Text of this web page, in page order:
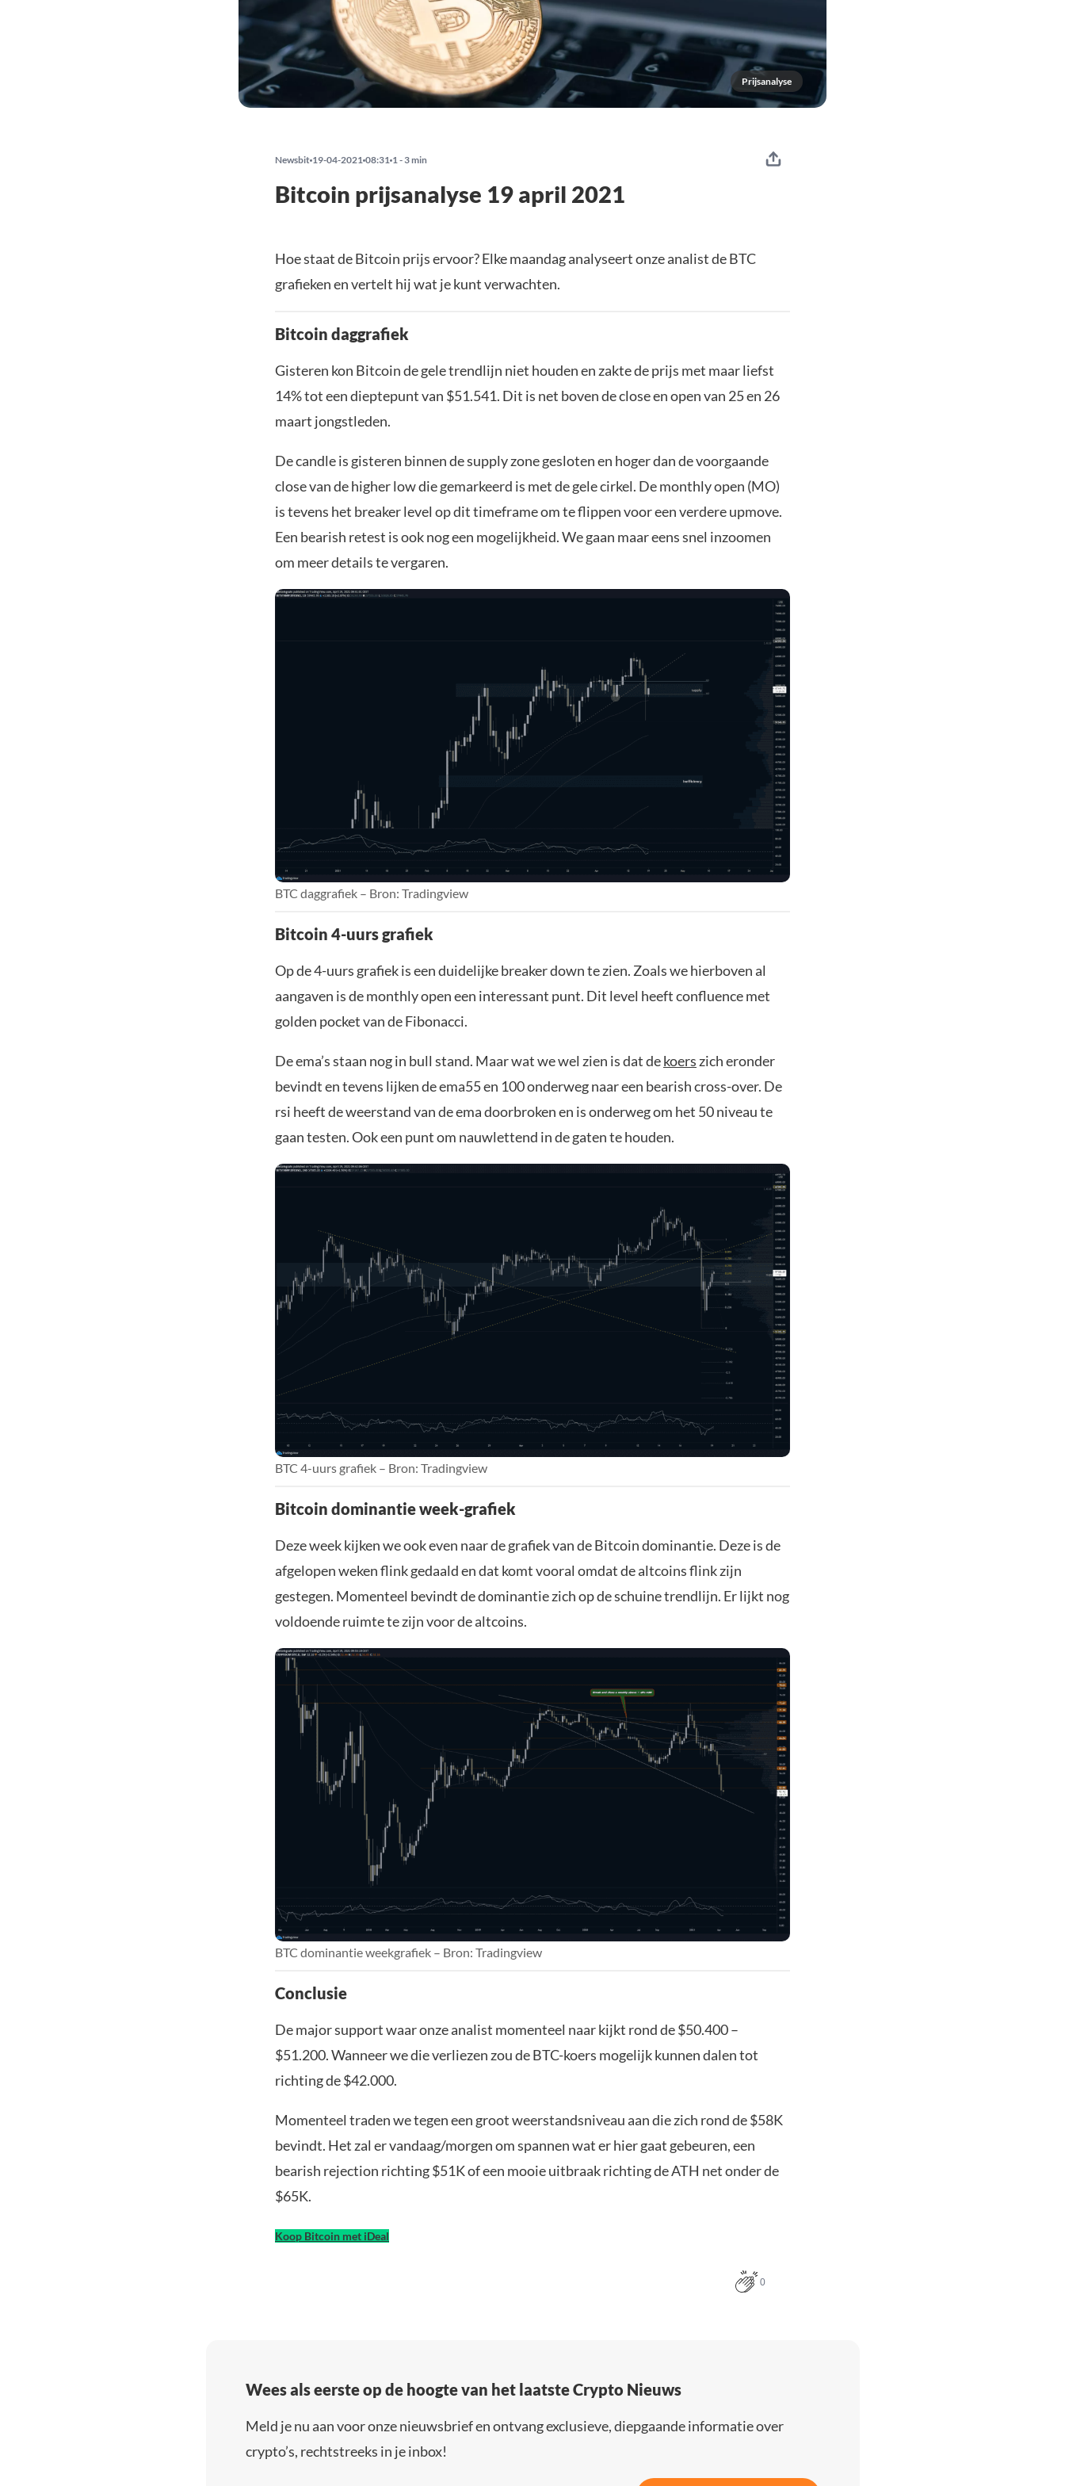
Prijsanalyse
Newsbit 19-04-2021 08:31 1 - 3 min
Bitcoin prijsanalyse 19 april 2021
Hoe staat de Bitcoin prijs ervoor? Elke maandag analyseert onze analist de BTC
grafieken en vertelt hij wat je kunt verwachten.
Bitcoin daggrafiek
Gisteren kon Bitcoin de gele trendlijn niet houden en zakte de prijs met maar liefst
14% tot een dieptepunt van $51.541. Dit is net boven de close en open van 25 en 26
maart jongstleden.
De candle is gisteren binnen de supply zone gesloten en hoger dan de voorgaande
close van de higher low die gemarkeerd is met de gele cirkel. De monthly open (MO)
is tevens het breaker level op dit timeframe om te flippen voor een verdere upmove.
Een bearish retest is ook nog een mogelijkheid. We gaan maar eens snel inzoomen
om meer details te vergaren.
BTC daggrafiek – Bron: Tradingview
Bitcoin 4-uurs grafiek
Op de 4-uurs grafiek is een duidelijke breaker down te zien. Zoals we hierboven al
aangaven is de monthly open een interessant punt. Dit level heeft confluence met
golden pocket van de Fibonacci.
De ema’s staan nog in bull stand. Maar wat we wel zien is dat dekoers zich eronder
bevindt en tevens lijken de ema55 en 100 onderweg naar een bearish cross-over. De
rsi heeft de weerstand van de ema doorbroken en is onderweg om het 50 niveau te
gaan testen. Ook een punt om nauwlettend in de gaten te houden.
BTC 4-uurs grafiek – Bron: Tradingview
Bitcoin dominantie week-grafiek
Deze week kijken we ook even naar de grafiek van de Bitcoin dominantie. Deze is de
afgelopen weken flink gedaald en dat komt vooral omdat de altcoins flink zijn
gestegen. Momenteel bevindt de dominantie zich op de schuine trendlijn. Er lijkt nog
voldoende ruimte te zijn voor de altcoins.
BTC dominantie weekgrafiek – Bron: Tradingview
Conclusie
De major support waar onze analist momenteel naar kijkt rond de $50.400 –
$51.200. Wanneer we die verliezen zou de BTC-koers mogelijk kunnen dalen tot
richting de $42.000.
Momenteel traden we tegen een groot weerstandsniveau aan die zich rond de $58K
bevindt. Het zal er vandaag/morgen om spannen wat er hier gaat gebeuren, een
bearish rejection richting $51K of een mooie uitbraak richting de ATH net onder de
$65K.
Koop Bitcoin met iDeal
0
Wees als eerste op de hoogte van het laatste Crypto Nieuws
Meld je nu aan voor onze nieuwsbrief en ontvang exclusieve, diepgaande informatie over
crypto’s, rechtstreeks in je inbox!